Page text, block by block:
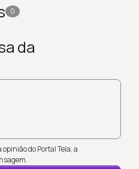
0
da
do Portal Tela; a